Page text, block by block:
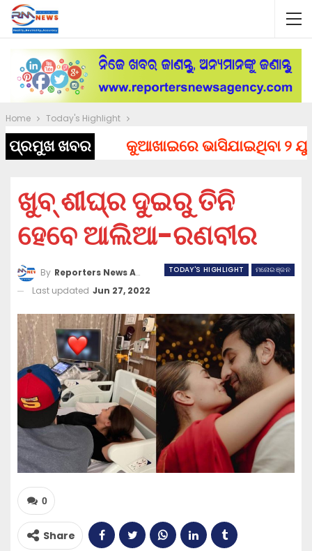
Home Today's Highlight
ପ୍ରମୁଖ ଖବର କୁଆଖାଇରେ ଭାସିଯାଇଥିବା ୨
ଖୁବ୍ ଶୀଘ୍ର ଦୁଇରୁ ତିନି
ହେବେ ଆଲିଆ-ରଣବୀର
TODAY'S HIGHLIGHT ମନୋରଞ୍ଜନ
By Reporters News Agency
Last updated Jun 27, 2022
0
Share